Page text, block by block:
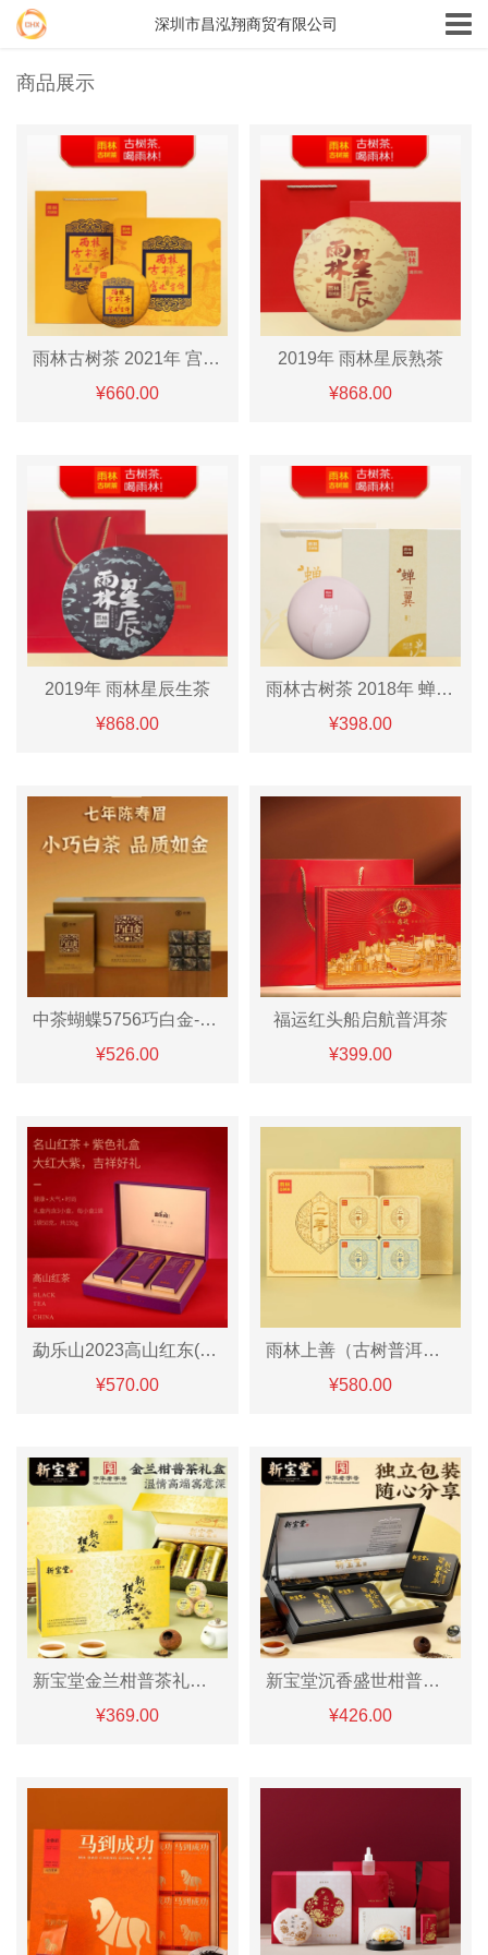
商品展示
雨林古树茶 2021年 宫廷贡饼熟茶
¥660.00
2019年 雨林星辰熟茶
¥868.00
2019年 雨林星辰生茶
¥868.00
雨林古树茶 2018年 蝉翼生茶/熟「甜」
¥398.00
中茶蝴蝶5756巧白金-七年陈寿眉270g
¥526.00
福运红头船启航普洱茶
¥399.00
勐乐山2023高山红东(勐宋红)礼盒装150g
¥570.00
雨林上善（古树普洱茶生茶+熟茶「甜」
¥580.00
新宝堂金兰柑普茶礼盒240g
¥369.00
新宝堂沉香盛世柑普茶礼360克
¥426.00
深圳市昌泓翔商贸有限公司